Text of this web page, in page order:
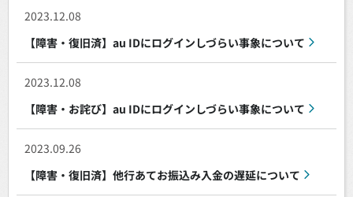
2023.12.08
【障害・復旧済】au IDにログインしづらい事象について
2023.12.08
【障害・お詫び】au IDにログインしづらい事象について
2023.09.26
【障害・復旧済】他行あてお振込み入金の遅延について